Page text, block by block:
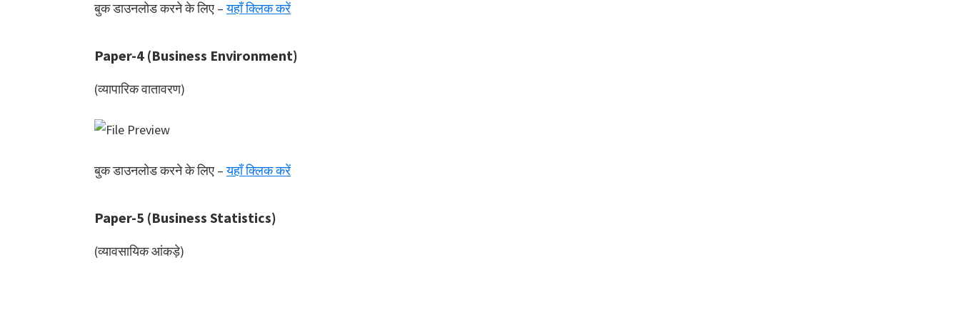
बुक डाउनलोड करने के लिए –यहाँ क्लिक करें
Paper-4 (Business Environment)
(व्यापारिक वातावरण)
बुक डाउनलोड करने के लिए –यहाँ क्लिक करें
Paper-5 (Business Statistics)
(व्यावसायिक आंकड़े)